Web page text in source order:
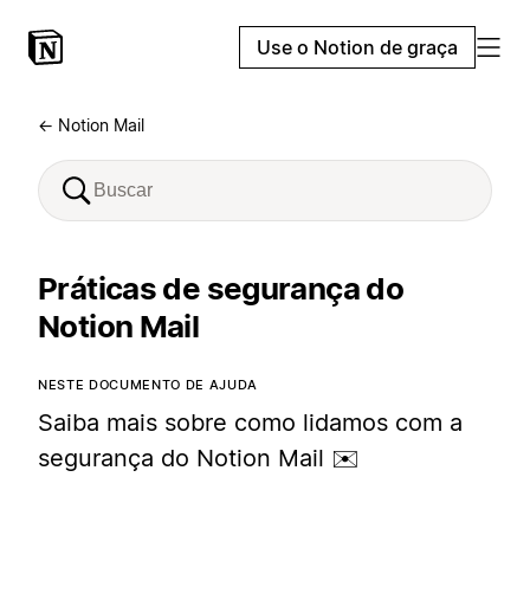
Use o Notion de graça
← Notion Mail
Práticas de segurança do
Notion Mail
NESTE DOCUMENTO DE AJUDA
Saiba mais sobre como lidamos com a
segurança do Notion Mail ✉️